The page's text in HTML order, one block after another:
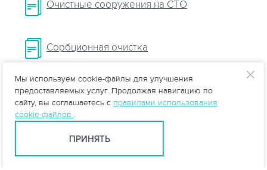
Очистные сооружения на СТО
Сорбционная очистка
Очистка стоков от нефтепродуктов
Мы используем cookie-файлы для улучшения
предоставляемых услуг. Продолжая навигацию по
сайту, вы соглашаетесь с правилами использования
cookie-файлов .
ПРИНЯТЬ